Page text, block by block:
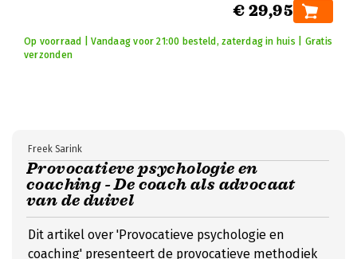
€ 29,95
Op voorraad | Vandaag voor 21:00 besteld, zaterdag in huis | Gratis
verzonden
Provocatieve psychologie en
coaching - De coach als advocaat
van de duivel
Freek Sarink
Dit artikel over 'Provocatieve psychologie en
coaching' presenteert de provocatieve methodiek